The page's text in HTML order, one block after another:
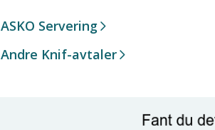
ASKO Servering
Andre Knif-avtaler